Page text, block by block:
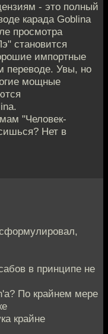
- это полный
карада Goblina
просмотра
становится
импортные
переводе. Увы, но
мощные
"Человек-
Нет в
в принципе не
По крайнем мере
крайне